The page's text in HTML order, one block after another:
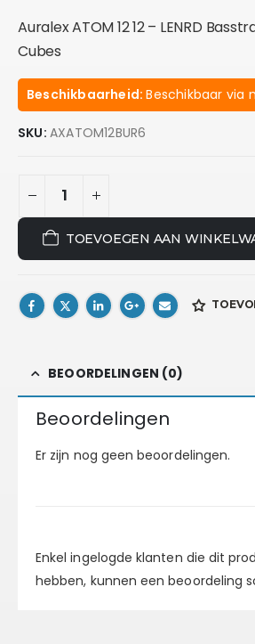
Auralex ATOM 12 12 – LENRD
Cubes
Beschikbaarheid:Beschikbaar via
SKU: AXATOM12BUR6
TOEVOEGEN AAN
BEOORDELINGEN (0)
Beoordelingen
Er zijn nog geen beoordelingen.
Enkel ingelogde klanten die dit
hebben, kunnen een beoordeling